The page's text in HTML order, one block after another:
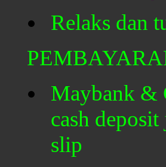
Relaks dan
Maybank &
cash
slip